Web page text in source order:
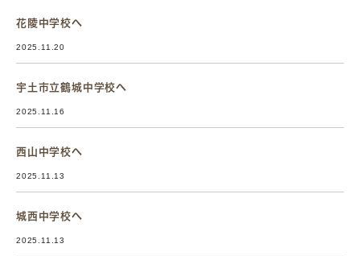
花陵中学校へ
2025.11.20
宇土市立鶴城中学校へ
2025.11.16
西山中学校へ
2025.11.13
城西中学校へ
2025.11.13